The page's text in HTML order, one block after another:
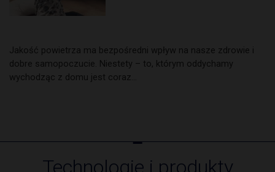
Jakość powietrza ma bezpośredni wpływ na nasze zdrowie i
dobre samopoczucie. Niestety – to, którym oddychamy
wychodząc z domu jest coraz…
Technologie i produkty